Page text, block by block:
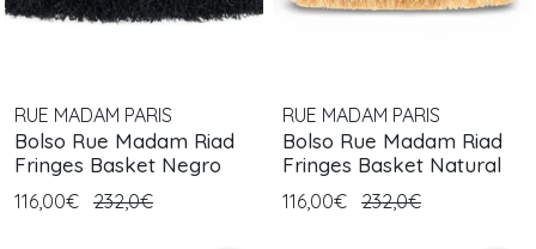
RUE MADAM PARIS
Bolso Rue Madam Riad
Fringes Basket Negro
116,00€ 232,0€
RUE MADAM PARIS
Bolso Rue Madam Riad
Fringes Basket Natural
116,00€ 232,0€